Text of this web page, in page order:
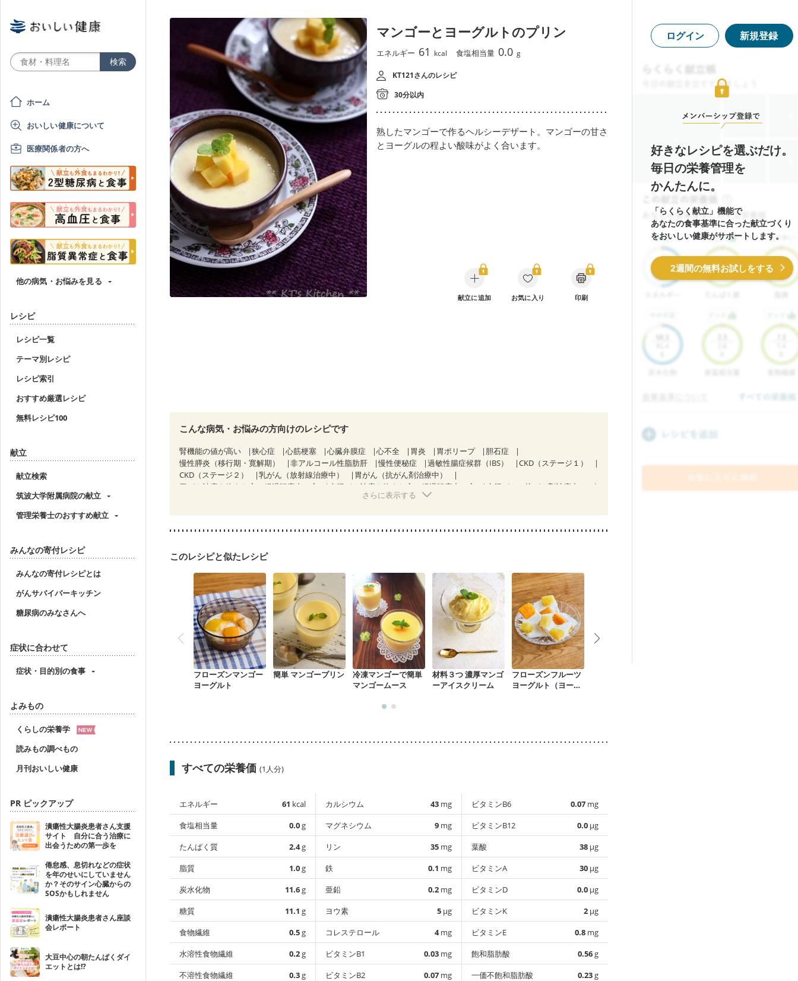
ホーム
おいしい健康について
医療関係者の方へ
他の病気・お悩みを見る
レシピ
レシピ一覧
テーマ別レシピ
レシピ索引
おすすめ厳選レシピ
無料レシピ100
献立
献立検索
筑波大学附属病院の献立
管理栄養士のおすすめ献立
みんなの寄付レシピ
みんなの寄付レシピとは
がんサバイバーキッチン
糖尿病のみなさんへ
症状に合わせて
症状・目的別の食事
よみもの
くらしの栄養学
読みもの調べもの
月刊おいしい健康
PR ピックアップ
潰瘍性大腸炎患者さん支援
サイト 自分に合う治療に
出会うための第一歩を
倦怠感、息切れなどの症状
を年のせいにしていません
か？そのサイン心臓からの
SOSかもしれません
潰瘍性大腸炎患者さん座談
会レポート
大豆中心の朝たんぱくダイ
エットとは!?
マンゴーとヨーグルトのプリン
エネルギー 61 kcal 食塩相当量 0.0 g
KT121さんのレシピ
30分以内
熟したマンゴーで作るヘルシーデザート。マンゴーの甘さ
とヨーグルの程よい酸味がよく合います。
献立に追加 お気に入り 印刷
こんな病気・お悩みの方向けのレシピです
腎機能の値が高い 狭心症 心筋梗塞 心臓弁膜症 心不全 胃炎 胃ポリープ
胆石症
慢性膵炎（移行期・寛解期）
非アルコール性脂肪肝 慢性便秘症 過敏性腸症候群（IBS）
CKD（ステージ１）
CKD（ステージ２）
乳がん（放射線治療中）
胃がん（抗がん剤治療中）
胃がん治療を終えた方・経過観察中の方
大腸がん治療を終えた方・経過観察中の方
大腸がん（抗がん剤治療中）
味の感じ方が変わった
骨折
骨粗しょう症 関節リウマチ 乾癬 フレイル（年齢に合わせた体作り） 更年期
さらに表示する
このレシピと似たレシピ
フローズンマンゴー
ヨーグルト
簡単 マンゴープリン
冷凍マンゴーで簡単
マンゴームース
材料３つ 濃厚マンゴ
ーアイスクリーム
フローズンフルーツ
ヨーグルト（ヨーグ
すべての栄養価 (1人分)
エネルギー 61 kcal
食塩相当量
0.0g
たんぱく質
2.4g
脂質
1.0g
炭水化物
11.6g
糖質
11.1 g
食物繊維
0.5g
水溶性食物繊維
0.2g
不溶性食物繊維
0.3g
カルシウム 43 mg
マグネシウム
9 mg
リン
35 mg
鉄
0.1 mg
亜鉛
0.2 mg
ヨウ素
5 µg
コレステロール
4mg
ビタミンB1
0.03 mg
ビタミンB2
0.07 mg
ビタミンB6 0.07 mg
ビタミンB12
0.0 µg
葉酸
38 µg
ビタミンA
30 µg
ビタミンD
0.0 µg
ビタミンK
2 µg
ビタミンE
0.8 mg
飽和脂肪酸
0.56g
一価不飽和脂肪酸
0.23g
ログイン 新規登録
好きなレシピを選ぶだけ。
毎日の栄養管理を
かんたんに。
「らくらく献立」機能で
あなたの食事基準に合った献立づくり
をおいしい健康がサポートします。
2週間の無料お試しをする